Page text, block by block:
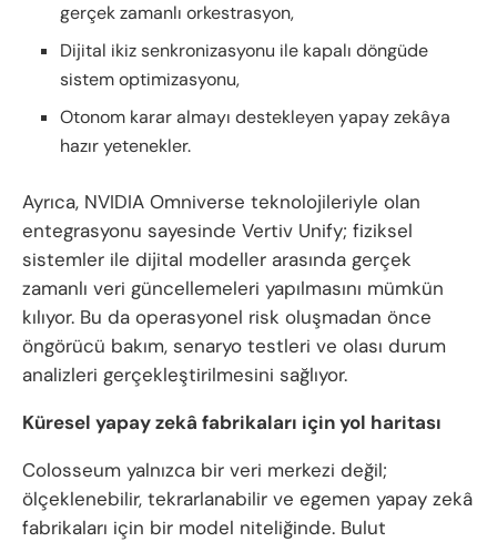
gerçek zamanlı orkestrasyon,
Dijital ikiz senkronizasyonu ile kapalı döngüde
sistem optimizasyonu,
Otonom karar almayı destekleyen yapay zekâya
hazır yetenekler.
Ayrıca, NVIDIA Omniverse teknolojileriyle olan
entegrasyonu sayesinde Vertiv Unify; fiziksel
sistemler ile dijital modeller arasında gerçek
zamanlı veri güncellemeleri yapılmasını mümkün
kılıyor. Bu da operasyonel risk oluşmadan önce
öngörücü bakım, senaryo testleri ve olası durum
analizleri gerçekleştirilmesini sağlıyor.
Küresel yapay zekâ fabrikaları için yol haritası
Colosseum yalnızca bir veri merkezi değil;
ölçeklenebilir, tekrarlanabilir ve egemen yapay zekâ
fabrikaları için bir model niteliğinde. Bulut